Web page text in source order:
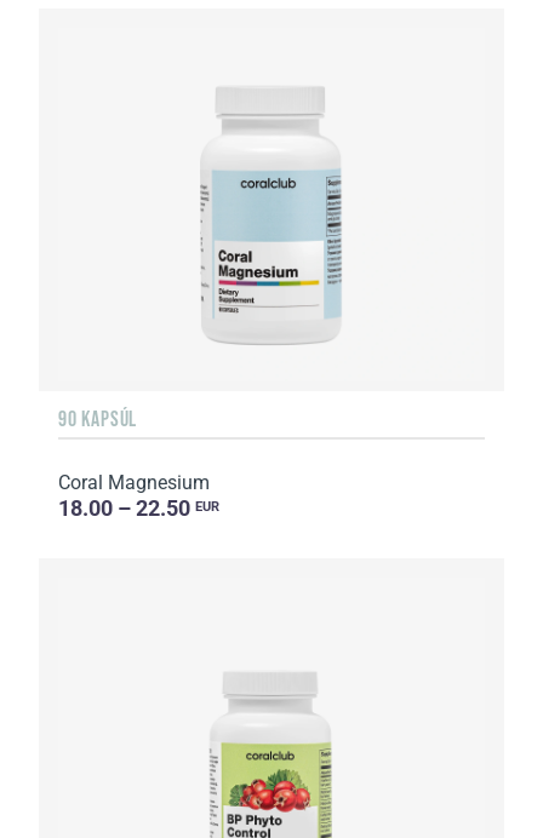
90 KAPSÚL
Coral Magnesium
18.00 – 22.50 EUR